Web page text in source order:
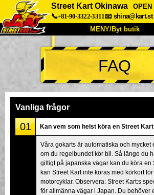
Street Kart Okinawa
OPEN
📞+81-90-3322-3311📧 shina@kart.st
MENY/Byt butik
HEM
Om oss Specifikationer
Företag
Tokyo Shinagawa
Tokyo Akihabara#2
Tokyo Shibuya Annex
Tokyo Asakusa
FAQ
Vanliga frågor
01 Kan vem som helst köra en Street
Våra gokarts är automatiska och mycket
om du regelbundet kör bil. Så länge du
giltigt på japanska vägar kan du köra en
kan Street Kart inte köras med körkort
motorcyklar. Observera: Street Kart:s
för allmänna vägar i Japan. Du behöver